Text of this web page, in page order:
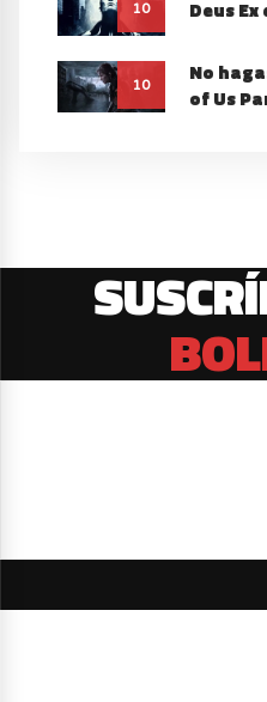
10 Deus
10
No
of Us